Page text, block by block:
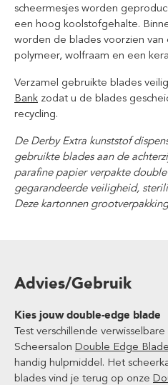
scheermesjes worden
een hoog koolstofgehalte.
worden de blades voorzien van
polymeer, wolfraam en een
Verzamel gebruikte blades
Bank zodat u de blades
recycling.
De Derby Extra kunststof
gebruikte blades aan de
parafine papier verpakte
gegarandeerde veiligheid,
Deze kartonnen
Advies/Gebruik
Kies jouw double-edge blade
Test verschillende
Scheersalon Double Edge
handig hulpmiddel. Het
blades vind je terug op onze